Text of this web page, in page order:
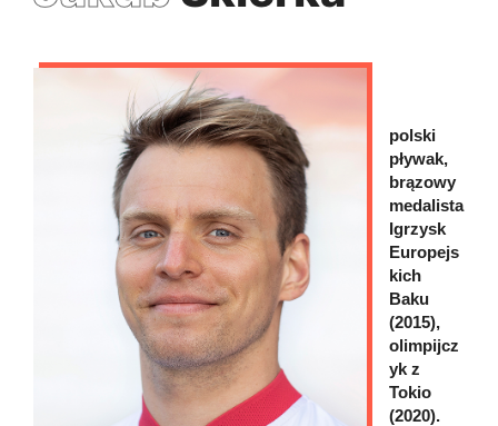
polski
pływak,
brązowy
medalista
Igrzysk
Europejs
kich
Baku
(2015),
olimpijcz
yk z
Tokio
(2020).